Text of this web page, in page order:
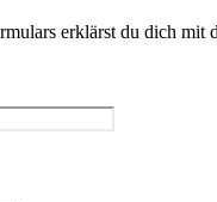
erklärst du dich mit